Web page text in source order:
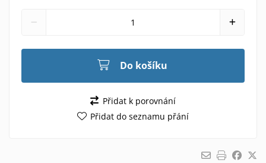
Do košíku
Přidat k porovnání
Přidat do seznamu přání